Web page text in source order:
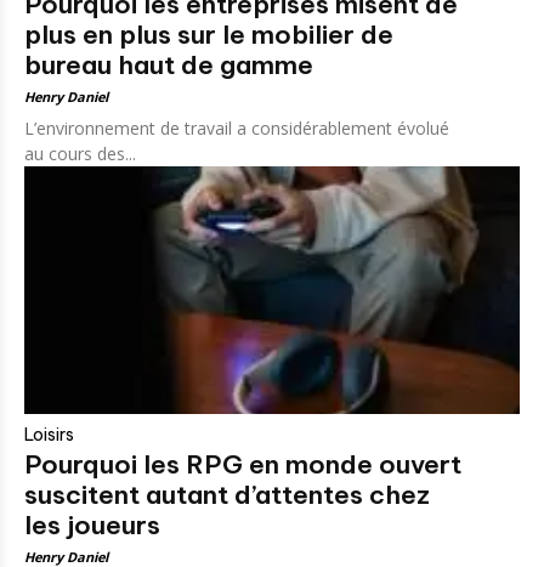
plus en plus sur le mobilier de
bureau haut de gamme
Henry Daniel
L’environnement de travail a considérablement évolué
au cours des...
Loisirs
Pourquoi les RPG en monde ouvert
suscitent autant d’attentes chez
les joueurs
Henry Daniel